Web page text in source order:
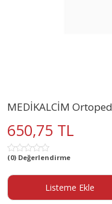
MEDİKALCİM
650,75 TL
(0) Değerlendirme
Listeme Ekle